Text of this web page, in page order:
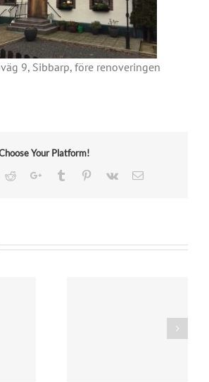
9, Sibbarp, före renoveringen
Your Platform!
RedditGoogle+Tumblr Pinterest
Vk Email
Årsskriften 2026